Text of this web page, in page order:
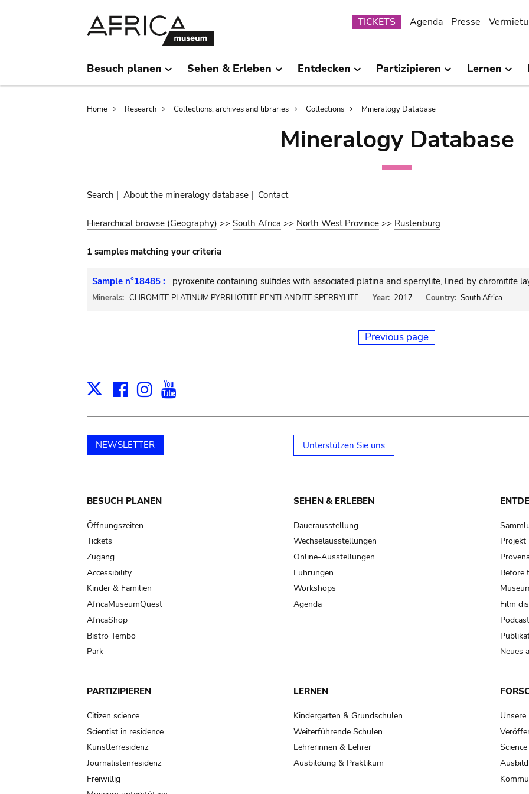
Submenu
TICKETS Agenda Presse
Besuch planen Sehen & Erleben Entdecken Partizipieren Lernen
Breadcrumb
Home Research Collections, archives and libraries Collections Mineralogy Database
Mineralogy Database
Search | About the mineralogy database | Contact
Hierarchical browse (Geography) >> South Africa >> North West Province >> Rustenburg
1 samples matching your criteria
Sample n°18485 : pyroxenite containing sulfides with associated platina and sperrylite, lined by chromitite
Minerals: CHROMITE PLATINUM PYRRHOTITE PENTLANDITE SPERRYLITE Year: 2017 Country: South Africa
Previous page
X Facebook
Instagram
NEWSLETTER Unterstützen Sie uns
Main
navigation
BESUCH PLANEN
Öffnungszeiten
Tickets
Zugang
Accessibility
Kinder & Familien
AfricaMuseumQuest
AfricaShop
Bistro Tembo
Park
SEHEN & ERLEBEN
Dauerausstellung
Wechselausstellungen
Online-Ausstellungen
Führungen
Workshops
Agenda
Projekt
Before
Film
Neues
PARTIZIPIEREN
Citizen science
Scientist in residence
Künstlerresidenz
Journalistenresidenz
Freiwillig
LERNEN
Kindergarten & Grundschulen
Weiterführende Schulen
Lehrerinnen & Lehrer
Ausbildung & Praktikum